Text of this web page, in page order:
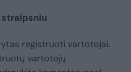
registruoti vartotojai.
vartotojų